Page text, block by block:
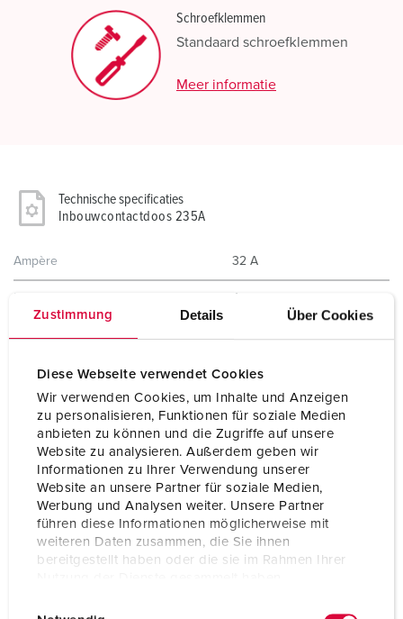
Zustimmung Details Über Cookies
Diese Webseite verwendet Cookies
Wir verwenden Cookies, um Inhalte und Anzeigen
zu personalisieren, Funktionen für soziale Medien
anbieten zu können und die Zugriffe auf unsere
Website zu analysieren. Außerdem geben wir
Informationen zu Ihrer Verwendung unserer
Website an unsere Partner für soziale Medien,
Werbung und Analysen weiter. Unsere Partner
führen diese Informationen möglicherweise mit
weiteren Daten zusammen, die Sie ihnen
bereitgestellt haben oder die sie im Rahmen Ihrer
Schroefklemmen
Standaard schroefklemmen
Meer informatie
Technische specificaties
Inbouwcontactdoos 235A
Ampère 32 A
Voltage
Uurstand 7 h
50-60 Hz
Aansluittechniek schroefklemmen
Contacten standaard
Beschermingsgraad IP67
Flens 85x75 mm